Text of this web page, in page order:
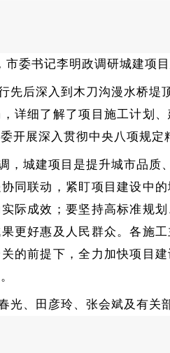
市委书记李明政调研城建项
先后深入到木刀沟漫水桥堤
详细了解了项目施工计划
开展深入贯彻中央八项规定
， 城建项目是提升城市品质
同联动，紧盯项目建设中
际成效；要坚持高标准规
更好惠及人民群众。各施
的前提下，全力加快项目
光、田彦玲、张会斌及有关